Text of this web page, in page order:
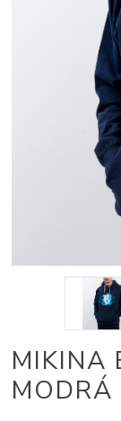
MIKINA
MODRÁ